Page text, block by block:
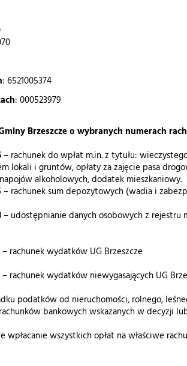
: 6521005374
: 000523979
Brzeszcze o wybranych numerach
– rachunek do wpłat m.in. z tytułu:
lokali i gruntów, opłaty za zajęcie pasa
alkoholowych, dodatek mieszkaniowy.
– rachunek sum depozytowych (wadia i
– udostępnianie danych osobowych z rejestru
– rachunek wydatków UG Brzeszcze
– rachunek wydatków niewygasających UG
podatków od nieruchomości, rolnego,
bankowych wskazanych w decyzji
wszystkich opłat na właściwe